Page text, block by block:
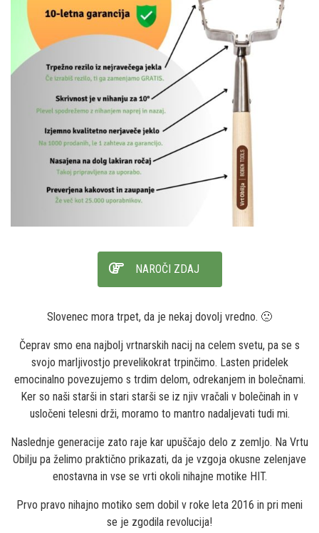
NAROČI ZDAJ
Slovenec mora trpet, da je nekaj dovolj vredno. 🙁
Čeprav smo ena najbolj vrtnarskih nacij na celem svetu, pa se s
svojo marljivostjo prevelikokrat trpinčimo. Lasten pridelek
emocinalno povezujemo s trdim delom, odrekanjem in bolečnami.
Ker so naši starši in stari starši se iz njiv vračali v bolečinah in v
usločeni telesni drži, moramo to mantro nadaljevati tudi mi.
Naslednje generacije zato raje kar upuščajo delo z zemljo. Na Vrtu
Obilju pa želimo praktično prikazati, da je vzgoja okusne zelenjave
enostavna in vse se vrti okoli nihajne motike HIT.
Prvo pravo nihajno motiko sem dobil v roke leta 2016 in pri meni
se je zgodila revolucija!